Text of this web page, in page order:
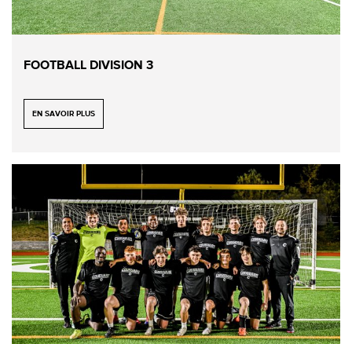
FOOTBALL DIVISION 3
EN SAVOIR PLUS